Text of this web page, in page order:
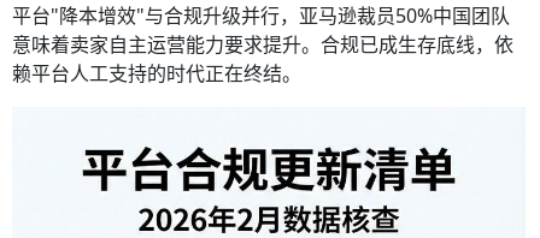
平台"降本增效"与合规升级并行，亚马逊裁员50%中国团队
意味着卖家自主运营能力要求提升。合规已成生存底线，依
赖平台人工支持的时代正在终结。